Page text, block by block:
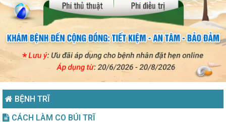
BỆNH TRĨ
CÁCH LÀM CO BÚI TRĨ